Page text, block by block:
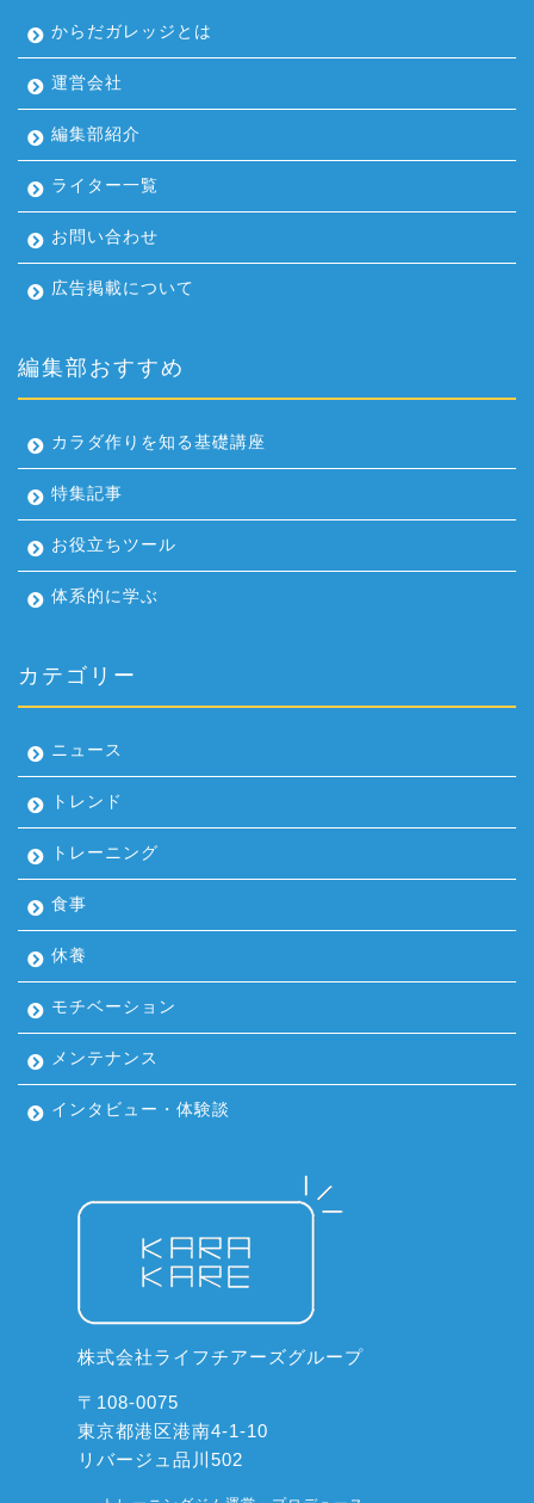
からだガレッジとは
運営会社
編集部紹介
ライター一覧
お問い合わせ
広告掲載について
編集部おすすめ
カラダ作りを知る基礎講座
特集記事
お役立ちツール
体系的に学ぶ
カテゴリー
ニュース
トレンド
トレーニング
食事
休養
モチベーション
メンテナンス
インタビュー・体験談
株式会社ライフチアーズグループ
〒108-0075
東京都港区港南4-1-10
リバージュ品川502